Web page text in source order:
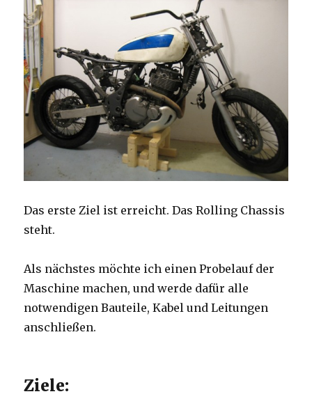
Das erste Ziel ist erreicht. Das Rolling Chassis
steht.
Als nächstes möchte ich einen Probelauf der
Maschine machen, und werde dafür alle
notwendigen Bauteile, Kabel und Leitungen
anschließen.
Ziele: